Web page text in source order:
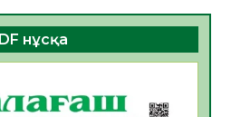
өтті
17 0
72,3%-ы жаңа
беруге дайын
нұсқа